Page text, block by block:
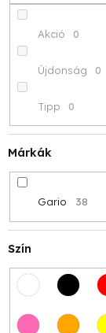
z
é
s
e
Akció 0
Újdonság 0
Tipp 0
Márkák
Gario 38
Szín